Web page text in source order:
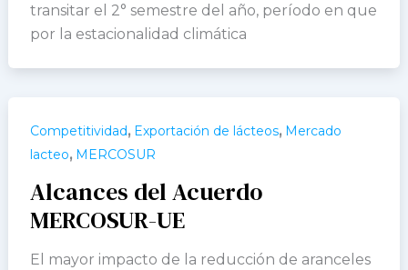
transitar el 2° semestre del año, período en que
por la estacionalidad climática
Competitividad, Exportación de lácteos, Mercado
lacteo, MERCOSUR
Alcances del Acuerdo
MERCOSUR-UE
El mayor impacto de la reducción de aranceles